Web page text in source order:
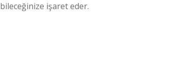
işaret eder.